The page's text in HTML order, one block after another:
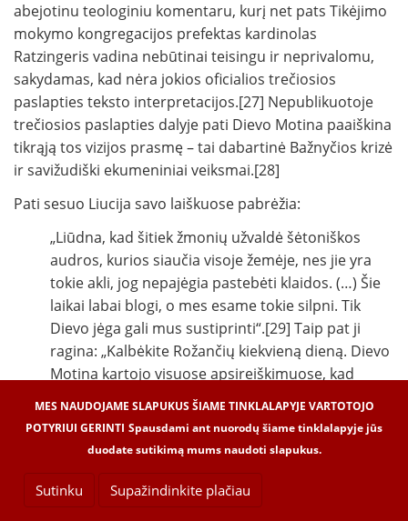
abejotinu teologiniu komentaru, kurį net pats Tikėjimo
mokymo kongregacijos prefektas kardinolas
Ratzingeris vadina nebūtinai teisingu ir neprivalomu,
sakydamas, kad nėra jokios oficialios trečiosios
paslapties teksto interpretacijos.[27] Nepublikuotoje
trečiosios paslapties dalyje pati Dievo Motina paaiškina
tikrąją tos vizijos prasmę – tai dabartinė Bažnyčios krizė
ir savižudiški ekumeniniai veiksmai.[28]
Pati sesuo Liucija savo laiškuose pabrėžia:
„Liūdna, kad šitiek žmonių užvaldė šėtoniškos
audros, kurios siaučia visoje žemėje, nes jie yra
tokie akli, jog nepajėgia pastebėti klaidos. (…) Šie
laikai labai blogi, o mes esame tokie silpni. Tik
Dievo jėga gali mus sustiprinti“.[29] Taip pat ji
ragina: „Kalbėkite Rožančių kiekvieną dieną. Dievo
Motina kartojo visuose apsireiškimuose, kad
nesileistume apgaunami klaidingų mokymų. Deja,
tikinti liaudis dažnai yra mažai apsišvietusi ir
lengvai patraukiama į klaidą. Todėl labiausiai
„Taip skaudu žiūrėti į tokį didžiulį ir tokios
MES NAUDOJAME SLAPUKUS ŠIAME TINKLALAPYJE VARTOTOJO
POTYRIUI GERINTI Spausdami ant nuorodų šiame tinklalapyje jūs
duodate sutikimą mums naudoti slapukus.
Sutinku Supažindinkite plačiau